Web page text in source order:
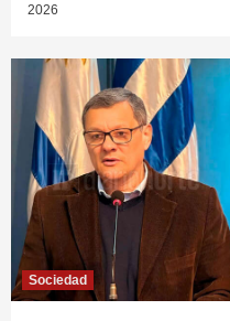
2026
Sociedad